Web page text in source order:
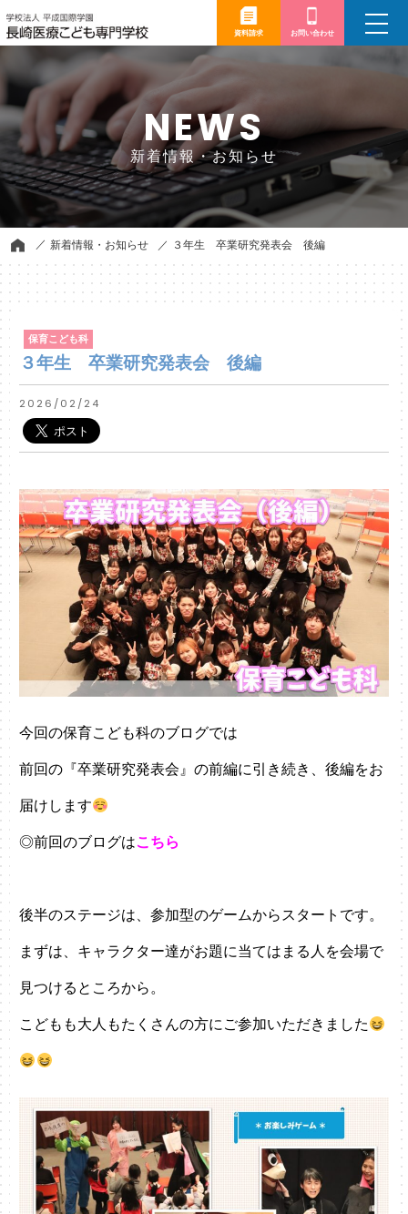
資料請求 お問い合わせ
toggle
NEWS
新着情報・お知らせ
新着情報・お知らせ ３年生 卒業研究発表会 後編
保育こども科
３年生 卒業研究発表会 後編
2026/02/24
今回の保育こども科のブログでは
前回の『卒業研究発表会』の前編に引き続き、後編をお
届けします
◎前回のブログはこちら
後半のステージは、参加型のゲームからスタートです。
まずは、キャラクター達がお題に当てはまる人を会場で
見つけるところから。
こどもも大人もたくさんの方にご参加いただきました